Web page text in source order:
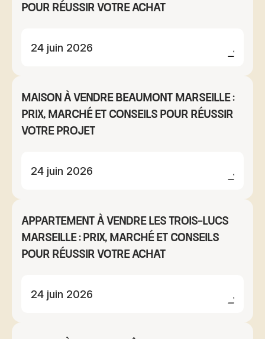
pour réussir votre achat
24 juin 2026
Maison à vendre Beaumont Marseille :
prix, marché et conseils pour réussir
votre projet
24 juin 2026
Appartement à vendre Les Trois-Lucs
Marseille : prix, marché et conseils
pour réussir votre achat
24 juin 2026